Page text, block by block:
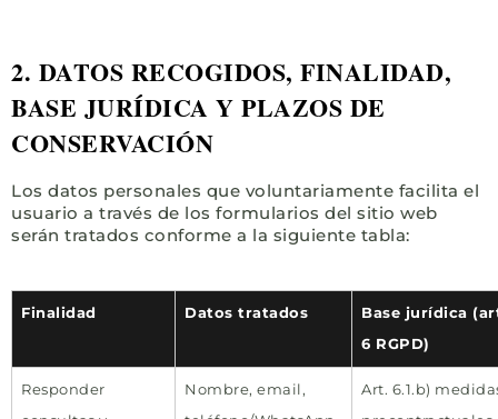
2. DATOS RECOGIDOS, FINALIDAD,
BASE JURÍDICA Y PLAZOS DE
CONSERVACIÓN
Los datos personales que voluntariamente facilita el
usuario a través de los formularios del sitio web
serán tratados conforme a la siguiente tabla:
Finalidad Datos tratados
Base jurídica
6 RGPD)
Responder
Nombre, email,
Art. 6.1.b)